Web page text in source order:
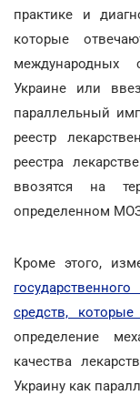
практике и
которые
международных
Украине или
параллельный
реестр
реестра
ввозятся на
определенном МОЗ
Кроме этого,
средств,
определение
качества
Украину как